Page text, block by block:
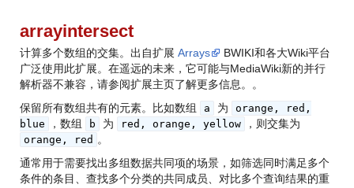
arrayintersect
计算多个数组的交集。出自扩展 Arrays
BWIKI和各大Wiki平台
广泛使用此扩展。在遥远的未来，它可能与MediaWiki新的并行
解析器不兼容，请参阅扩展主页了解更多信息。
。
保留所有数组共有的元素。比如数组
a 为
orange, red,
blue
，数组 b 为 red, orange, yellow ，则交集为
orange, red 。
通常用于需要找出多组数据共同项的场景，如筛选同时满足多个
条件的条目、查找多个分类的共同成员、对比多个查询结果的重